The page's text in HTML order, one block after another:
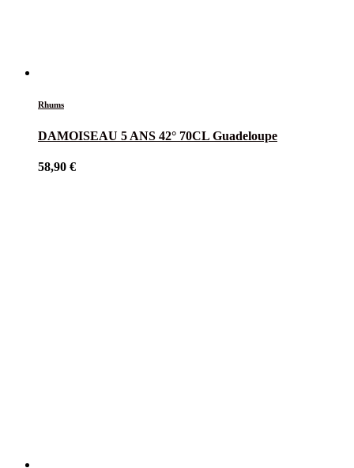
Rhums
DAMOISEAU 5 ANS 42° 70CL Guadeloupe
58,90 €